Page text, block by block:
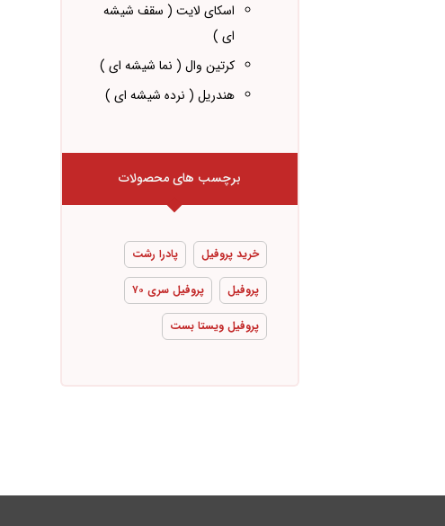
اسکای لایت ( سقف شیشه
ای )
کرتین وال ( نما شیشه ای )
هندریل ( نرده شیشه ای )
برچسب های محصولات
خرید پروفیل پادرا رشت
پروفیل پروفیل سری ۷۰
پروفیل ویستا بست